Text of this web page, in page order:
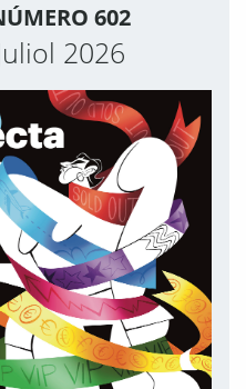
602
2026